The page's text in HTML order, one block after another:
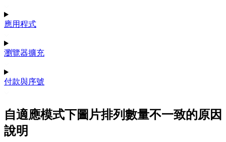
應用程式
瀏覽器擴充
付款與序號
自適應模式下圖片排列數量不一致的原因
說明